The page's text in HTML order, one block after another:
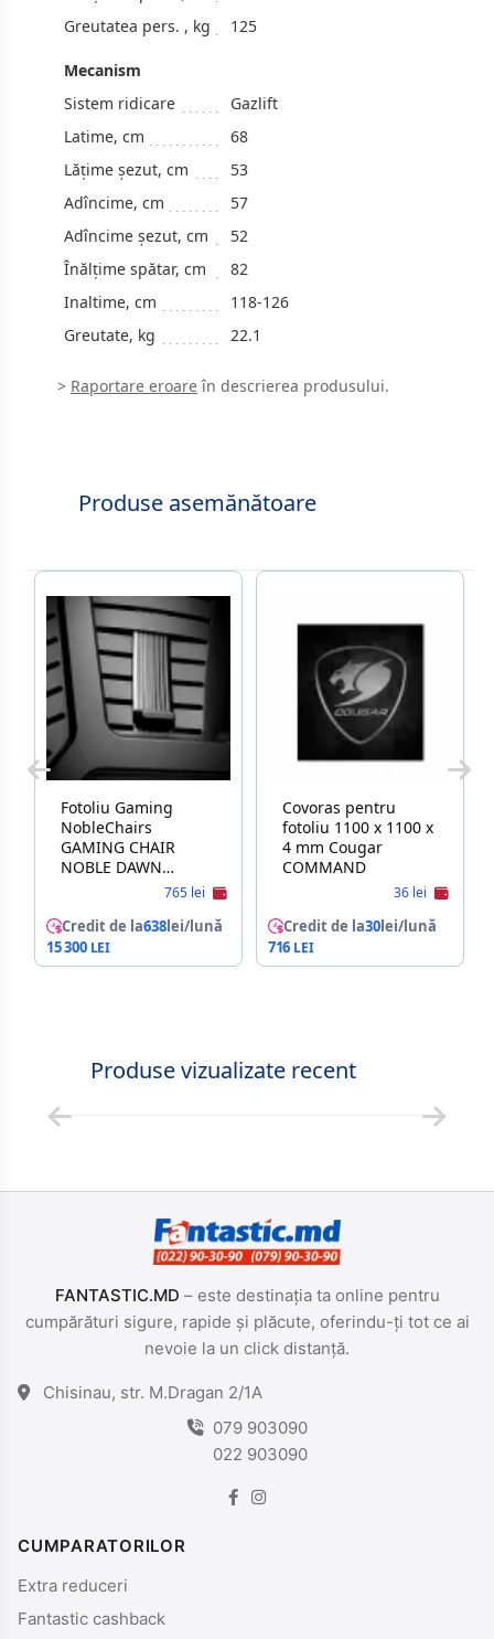
Greutatea pers. , kg
125
Mecanism
Sistem ridicare
Gazlift
Latime, cm
68
Lățime șezut, cm
53
Adîncime, сm
57
Аdîncime șezut, cm
52
Înălțime spătar, cm
82
Inaltime, сm
118-126
Greutate, kg
22.1
> Raportare eroareîn descrierea produsului.
Produse asemănătoare
Fotoliu Gaming
NobleChairs
GAMING CHAIR
NOBLE DAWN
GAMING BLACK765 lei
Credit de la638lei/lună
15 300
Covoras pentru
fotoliu 1100 x 1100 x
4 mm Cougar
COMMAND
36 lei
Credit de la30lei/lună
716
Produse vizualizate recent
FANTASTIC.MD – este destinația ta online pentru
cumpărături sigure, rapide și plăcute, oferindu-ți tot ce ai
nevoie la un click distanță.
Chisinau, str. M.Dragan 2/1A
079 903090
022 903090
CUMPARATORILOR
Extra reduceri
Fantastic cashback